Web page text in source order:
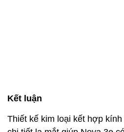
Kết luận
Thiết kế kim loại kết hợp